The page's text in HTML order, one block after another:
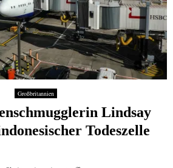
Großbritannien
Lindsay
Todeszelle